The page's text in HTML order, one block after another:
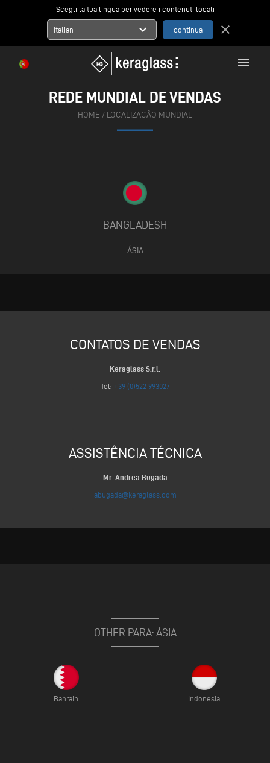
Scegli la tua lingua per vedere i contenuti locali
Italian expand_more close
menu
REDE MUNDIAL DE VENDAS
HOME / LOCALIZAÇÃO MUNDIAL
BANGLADESH
ÁSIA
CONTATOS DE VENDAS
Keraglass S.r.l.
Tel: +39 (0)522 993027
ASSISTÊNCIA TÉCNICA
Mr. Andrea Bugada
abugada@keraglass.com
OTHER PARA: ÁSIA
Bahrain Indonesia